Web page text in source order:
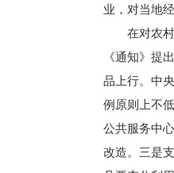
业，对当地
在对农
《通知》提
品上行。中
例原则上不
公共服务中
改造。三是